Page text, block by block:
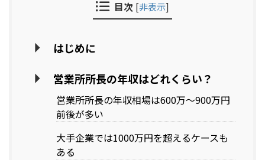
目次 [非表示]
はじめに
営業所所長の年収はどれくらい？
営業所所長の年収相場は600万〜900万円
前後が多い
大手企業では1000万円を超えるケースも
ある